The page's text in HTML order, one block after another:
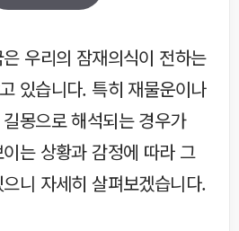
우리의 잠재의식이 전하는
있습니다. 특히 재물운이나
몽으로 해석되는 경우가
는 상황과 감정에 따라 그
니 자세히 살펴보겠습니다.